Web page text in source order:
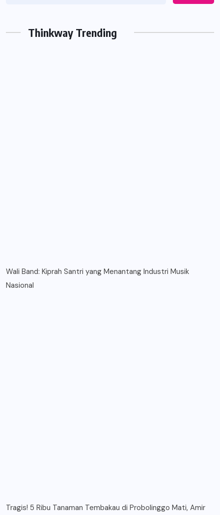
Thinkway Trending
Wali Band: Kiprah Santri yang Menantang Industri Musik
Nasional
Tragis! 5 Ribu Tanaman Tembakau di Probolinggo Mati, Amir